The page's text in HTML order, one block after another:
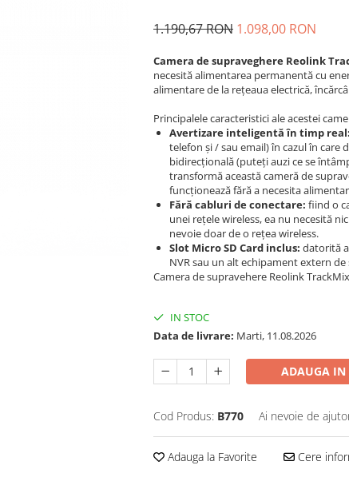
1.190,67 RON 1.098,00 RON
Camera de supraveghere Reolink
necesită alimentarea permanentă cu
alimentare de la rețeaua electrică,
Principalele caracteristici ale acestei
Avertizare inteligentă în timp real:
telefon și / sau email) în cazul în care
bidirecțională (puteți auzi ce se
transformă această cameră de
funcționează fără a necesita
Fără cabluri de conectare: fiind o
unei rețele wireless, ea nu necesită
nevoie doar de o rețea wireless.
Slot Micro SD Card inclus: datorită
NVR sau un alt echipament extern de
Camera de supravehere Reolink
IN STOC
Data de livrare: Marti, 11.08.2026
ADAUGA IN
Cod Produs: B770 Ai nevoie de
Adauga la Favorite Cere